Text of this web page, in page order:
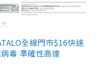
全線門市$16快速
毒 準確性高達